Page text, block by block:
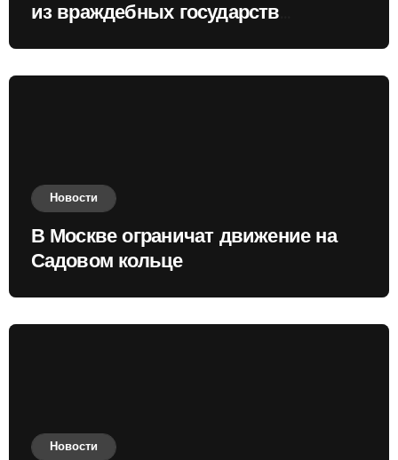
из враждебных государств
Новости
В Москве ограничат движение на
Садовом кольце
Новости